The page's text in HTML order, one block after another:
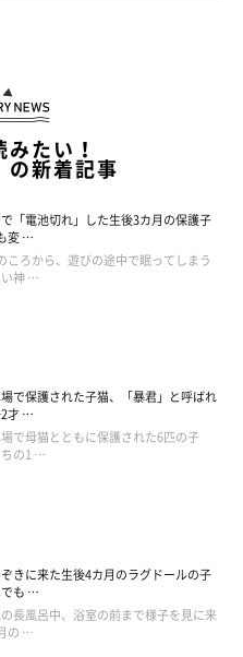
で見る
#love _ 🐾えんちゃん、#
たい！
の新着記事
「電池切れ」した生後3カ月の保護子
変 …
ころから、遊びの途中で眠ってしまう
神 …
で保護された子猫、「暴君」と呼ばれ
才 …
で母猫とともに保護された6匹の子
の1 …
きに来た生後4カ月のラグドールの子
も …
長風呂中、浴室の前まで様子を見に来
の …